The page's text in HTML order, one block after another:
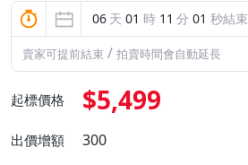
06 天 01 時 10 分 59 秒結束
賣家可提前結束 / 拍賣時間會自動延長
起標價格 $5,499
出價增額 300